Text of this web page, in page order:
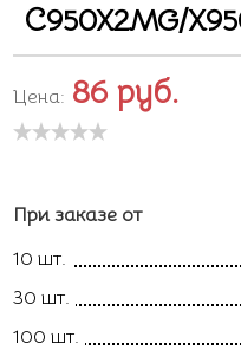
C950X2MG/
Цена: 86 руб.
При заказе от
10 шт.
30 шт.
100 шт.